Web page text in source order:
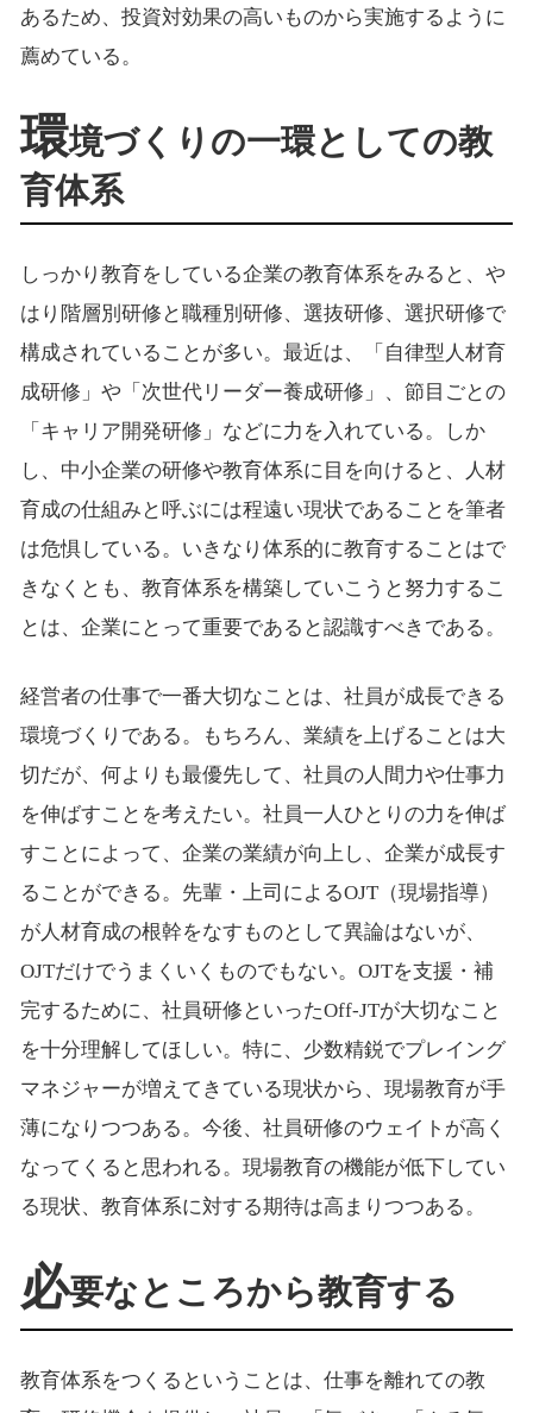
あるため、投資対効果の高いものから実施するように
薦めている。
環境づくりの一環としての教
育体系
しっかり教育をしている企業の教育体系をみると、や
はり階層別研修と職種別研修、選抜研修、選択研修で
構成されていることが多い。最近は、「自律型人材育
成研修」や「次世代リーダー養成研修」、節目ごとの
「キャリア開発研修」などに力を入れている。しか
し、中小企業の研修や教育体系に目を向けると、人材
育成の仕組みと呼ぶには程遠い現状であることを筆者
は危惧している。いきなり体系的に教育することはで
きなくとも、教育体系を構築していこうと努力するこ
とは、企業にとって重要であると認識すべきである。
経営者の仕事で一番大切なことは、社員が成長できる
環境づくりである。もちろん、業績を上げることは大
切だが、何よりも最優先して、社員の人間力や仕事力
を伸ばすことを考えたい。社員一人ひとりの力を伸ば
すことによって、企業の業績が向上し、企業が成長す
ることができる。先輩・上司によるOJT（現場指導）
が人材育成の根幹をなすものとして異論はないが、
OJTだけでうまくいくものでもない。OJTを支援・補
完するために、社員研修といったOff-JTが大切なこと
を十分理解してほしい。特に、少数精鋭でプレイング
マネジャーが増えてきている現状から、現場教育が手
薄になりつつある。今後、社員研修のウェイトが高く
なってくると思われる。現場教育の機能が低下してい
る現状、教育体系に対する期待は高まりつつある。
必要なところから教育する
教育体系をつくるということは、仕事を離れての教